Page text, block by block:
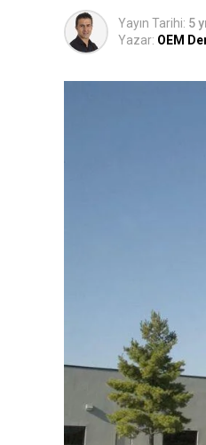
Yayın Tarihi: 5
Yazar: OEM